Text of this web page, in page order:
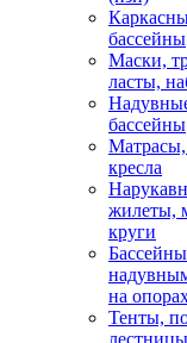
бассейны
Маски,
ласты,
бассейны
кресла
жилеты,
круги
на
Тенты,